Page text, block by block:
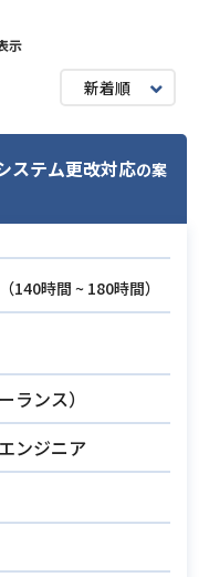
示
新着順
ステム更改対応の案
（140時間 ~ 180時間）
ランス）
ンジニア